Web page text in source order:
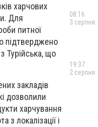
харчових
Для
питної
підтверджено
Турійська, що
закладів
дозволили
харчування
з локалізації і
08:16
3 серпня
19:37
2 серпня